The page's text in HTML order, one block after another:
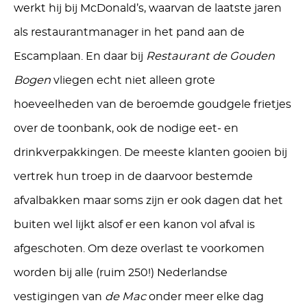
werkt hij bij McDonald’s, waarvan de laatste jaren
als restaurantmanager in het pand aan de
Escamplaan. En daar bij Restaurant de Gouden
Bogen vliegen echt niet alleen grote
hoeveelheden van de beroemde goudgele frietjes
over de toonbank, ook de nodige eet- en
drinkverpakkingen. De meeste klanten gooien bij
vertrek hun troep in de daarvoor bestemde
afvalbakken maar soms zijn er ook dagen dat het
buiten wel lijkt alsof er een kanon vol afval is
afgeschoten. Om deze overlast te voorkomen
worden bij alle (ruim 250!) Nederlandse
vestigingen van de Maconder meer elke dag